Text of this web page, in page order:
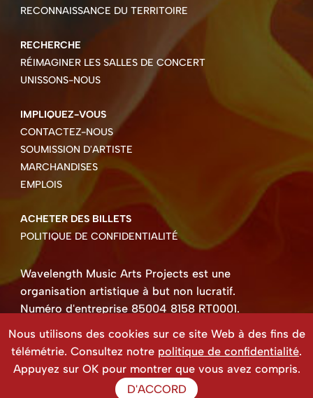
RECONNAISSANCE DU TERRITOIRE
RECHERCHE
RÉIMAGINER LES SALLES DE CONCERT
UNISSONS-NOUS
IMPLIQUEZ-VOUS
CONTACTEZ-NOUS
SOUMISSION D'ARTISTE
MARCHANDISES
EMPLOIS
ACHETER DES BILLETS
POLITIQUE DE CONFIDENTIALITÉ
Wavelength Music Arts Projects est une
organisation artistique à but non lucratif.
Numéro d'entreprise 85004 8158 RT0001.
Site Web créé par Beehive Design.
Nous utilisons des cookies sur ce site Web à des fins de
télémétrie. Consultez notre politique de confidentialité.
Appuyez sur OK pour montrer que vous avez compris.
D'ACCORD